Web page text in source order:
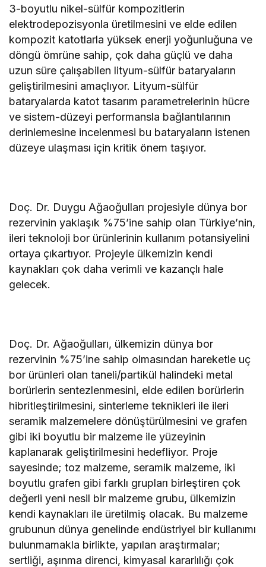
3-boyutlu nikel-sülfür kompozitlerin
elektrodepozisyonla üretilmesini ve elde edilen
kompozit katotlarla yüksek enerji yoğunluğuna ve
döngü ömrüne sahip, çok daha güçlü ve daha
uzun süre çalışabilen lityum-sülfür bataryaların
geliştirilmesini amaçlıyor. Lityum-sülfür
bataryalarda katot tasarım parametrelerinin hücre
ve sistem-düzeyi performansla bağlantılarının
derinlemesine incelenmesi bu bataryaların istenen
düzeye ulaşması için kritik önem taşıyor.
Doç. Dr. Duygu Ağaoğulları projesiyle dünya bor
rezervinin yaklaşık %75’ine sahip olan Türkiye’nin,
ileri teknoloji bor ürünlerinin kullanım potansiyelini
ortaya çıkartıyor. Projeyle ülkemizin kendi
kaynakları çok daha verimli ve kazançlı hale
gelecek.
Doç. Dr. Ağaoğulları, ülkemizin dünya bor
rezervinin %75’ine sahip olmasından hareketle uç
bor ürünleri olan taneli/partikül halindeki metal
borürlerin sentezlenmesini, elde edilen borürlerin
hibritleştirilmesini, sinterleme teknikleri ile ileri
seramik malzemelere dönüştürülmesini ve grafen
gibi iki boyutlu bir malzeme ile yüzeyinin
kaplanarak geliştirilmesini hedefliyor. Proje
sayesinde; toz malzeme, seramik malzeme, iki
boyutlu grafen gibi farklı grupları birleştiren çok
değerli yeni nesil bir malzeme grubu, ülkemizin
kendi kaynakları ile üretilmiş olacak. Bu malzeme
grubunun dünya genelinde endüstriyel bir kullanımı
bulunmamakla birlikte, yapılan araştırmalar;
sertliği, aşınma direnci, kimyasal kararlılığı çok